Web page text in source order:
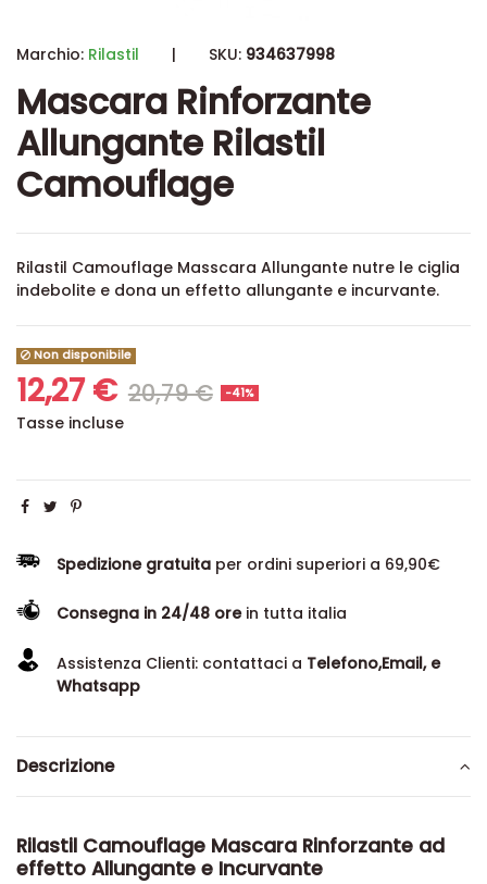
Marchio: Rilastil | SKU: 934637998
Mascara Rinforzante
Allungante Rilastil
Camouflage
Rilastil Camouflage Masscara Allungante nutre le ciglia
indebolite e dona un effetto allungante e incurvante.
Non disponibile
12,27 € 20,79 € -41%
Tasse incluse
Spedizione gratuita per ordini superiori a 69,90€
Consegna in 24/48 orein tutta italia
Assistenza Clienti: contattaci a Telefono,Email, e
Whatsapp
Descrizione
Rilastil Camouflage Mascara Rinforzante ad
effetto Allungante e Incurvante